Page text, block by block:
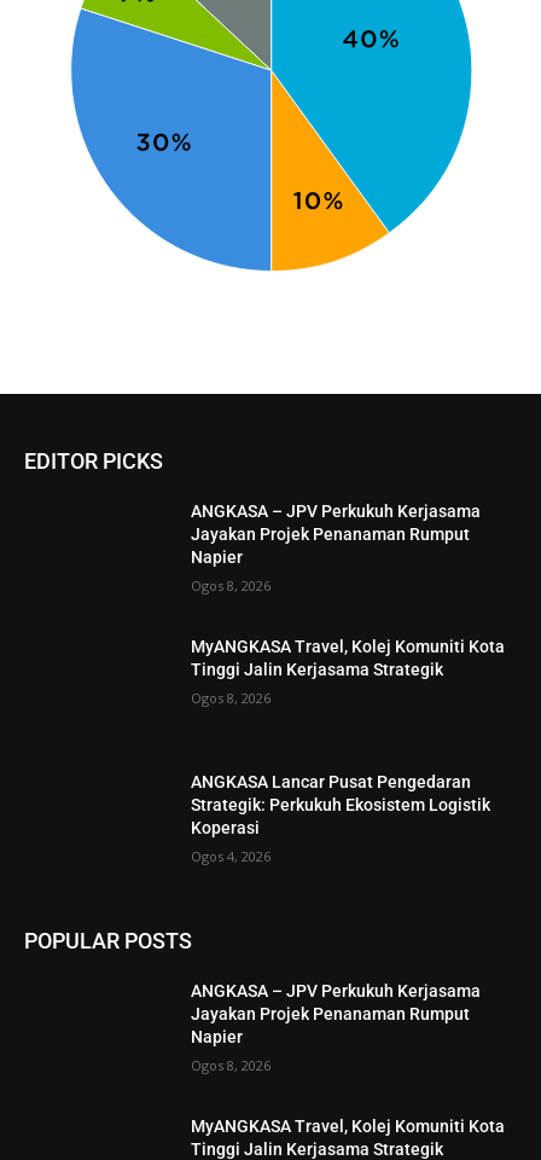
EDITOR PICKS
ANGKASA – JPV Perkukuh Kerjasama
Jayakan Projek Penanaman Rumput
Napier
Ogos 8, 2026
MyANGKASA Travel, Kolej Komuniti Kota
Tinggi Jalin Kerjasama Strategik
Ogos 8, 2026
ANGKASA Lancar Pusat Pengedaran
Strategik: Perkukuh Ekosistem Logistik
Koperasi
Ogos 4, 2026
POPULAR POSTS
ANGKASA – JPV Perkukuh Kerjasama
Jayakan Projek Penanaman Rumput
Napier
Ogos 8, 2026
MyANGKASA Travel, Kolej Komuniti Kota
Tinggi Jalin Kerjasama Strategik